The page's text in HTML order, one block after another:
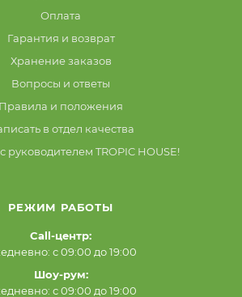
Оплата
Гарантия и возврат
Хранение заказов
Вопросы и ответы
Правила и положения
в отдел качества
руководителем TROPIC HOUSE!
РЕЖИМ РАБОТЫ
Call-центр:
с 09:00 до 19:00
Шоу-рум:
с 09:00 до 19:00